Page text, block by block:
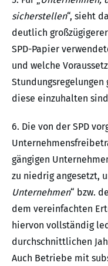
sicherstellen“, sieht
deutlich
SPD-Papier
und welche
diese einzuhalten
6. Die von der SPD
gängigen
zu niedrig angesetzt,
Unternehmen“ bzw.
dem vereinfachten
hiervon vollständig
durchschnittlichen
Auch Betriebe mit